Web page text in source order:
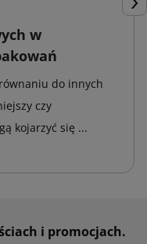
w
do innych
czy
kojarzyć się ...
i promocjach.